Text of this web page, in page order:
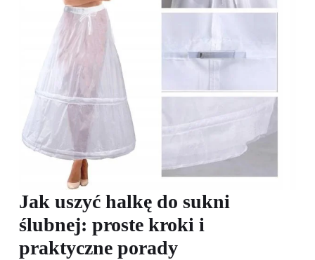
Jak uszyć halkę do sukni
ślubnej: proste kroki i
praktyczne porady